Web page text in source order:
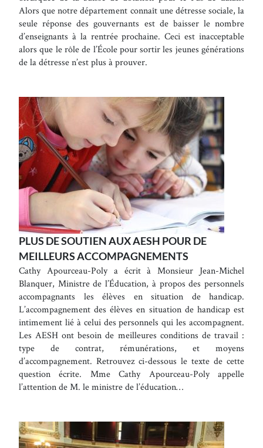
Alors que notre département connaît une détresse sociale, la
seule réponse des gouvernants est de baisser le nombre
d’enseignants à la rentrée prochaine. Ceci est inacceptable
alors que le rôle de l’École pour sortir les jeunes générations
de la détresse n’est plus à prouver.
PLUS DE SOUTIEN AUX AESH POUR DE
MEILLEURS ACCOMPAGNEMENTS
Cathy Apourceau-Poly a écrit à Monsieur Jean-Michel
Blanquer, Ministre de l’Éducation, à propos des personnels
accompagnants les élèves en situation de handicap.
L’accompagnement des élèves en situation de handicap est
intimement lié à celui des personnels qui les accompagnent.
Les AESH ont besoin de meilleures conditions de travail :
type de contrat, rémunérations, et moyens
d’accompagnement. Retrouvez ci-dessous le texte de cette
question écrite. Mme Cathy Apourceau-Poly appelle
l’attention de M. le ministre de l’éducation…